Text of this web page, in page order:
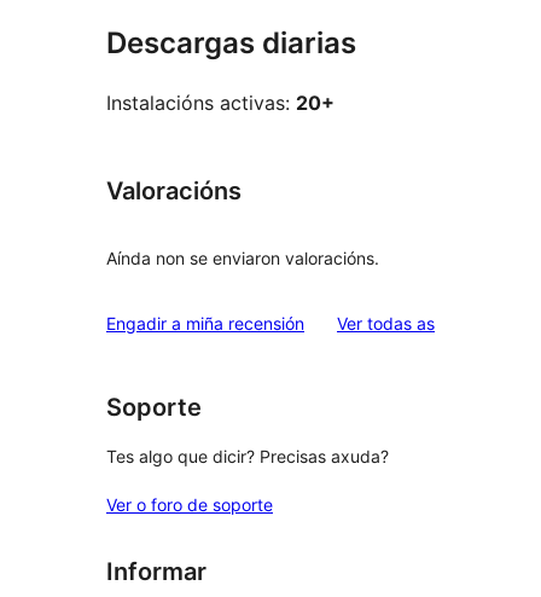
Descargas diarias
Instalacións activas: 20+
Valoracións
Aínda non se enviaron valoracións.
Engadir a miña recensión Ver todas asvaloracións
Soporte
Tes algo que dicir? Precisas axuda?
Ver o foro de soporte
Informar